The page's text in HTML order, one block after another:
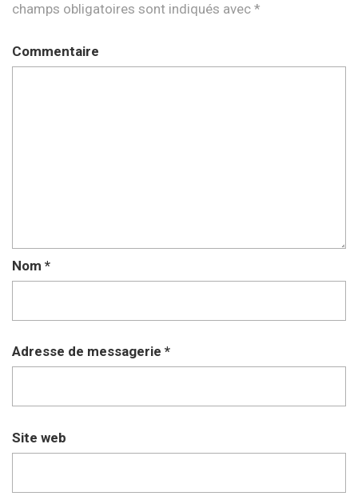
champs obligatoires sont indiqués avec *
Commentaire
Nom *
Adresse de messagerie *
Site web